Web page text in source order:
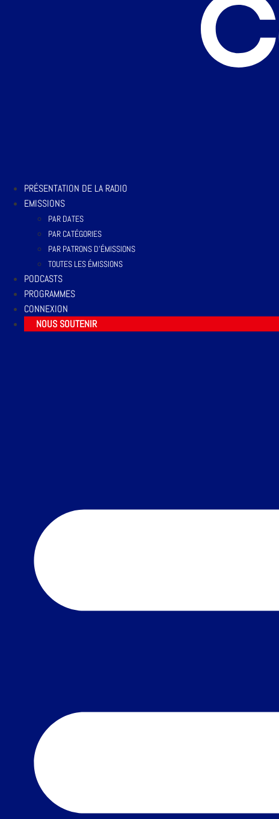
PRÉSENTATION DE LA RADIO
EMISSIONS
PAR DATES
PAR CATÉGORIES
PAR PATRONS D’ÉMISSIONS
TOUTES LES ÉMISSIONS
PODCASTS
PROGRAMMES
CONNEXION
NOUS SOUTENIR